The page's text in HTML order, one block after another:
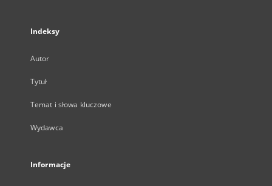
Indeksy
Autor
Tytuł
Temat i słowa kluczowe
Wydawca
Informacje